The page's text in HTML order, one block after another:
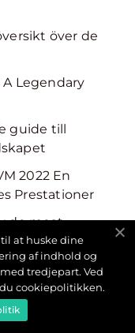
över de
Legendary
guide till
2022 En
Prestationer
de mest
inom
En
til at huske dine
af indhold og
tredjepart. Ved
cookiepolitikken.